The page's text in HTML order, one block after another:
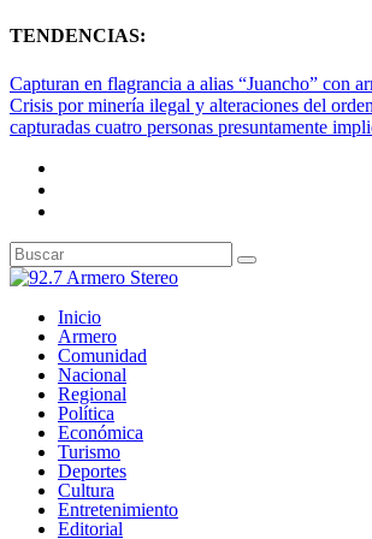
TENDENCIAS:
Capturan en flagrancia a alias “Juancho” con
Crisis por minería ilegal y alteraciones del
capturadas cuatro personas presuntamente
Inicio
Armero
Comunidad
Nacional
Regional
Política
Económica
Turismo
Deportes
Cultura
Entretenimiento
Editorial